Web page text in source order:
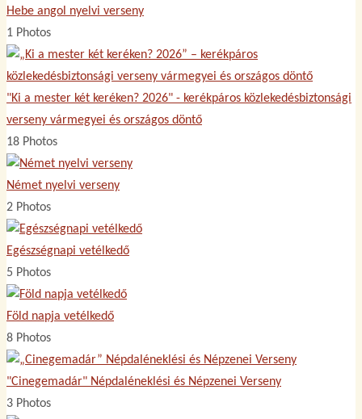
Hebe angol nyelvi verseny
1 Photos
"Ki a mester két keréken? 2026" - kerékpáros közlekedésbiztonsági
verseny vármegyei és országos döntő
18 Photos
Német nyelvi verseny
2 Photos
Egészségnapi vetélkedő
5 Photos
Föld napja vetélkedő
8 Photos
"Cinegemadár" Népdaléneklési és Népzenei Verseny
3 Photos